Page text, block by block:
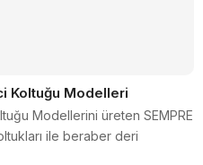
Koltuğu Modelleri
Modellerini üreten SEMPRE
ile beraber deri